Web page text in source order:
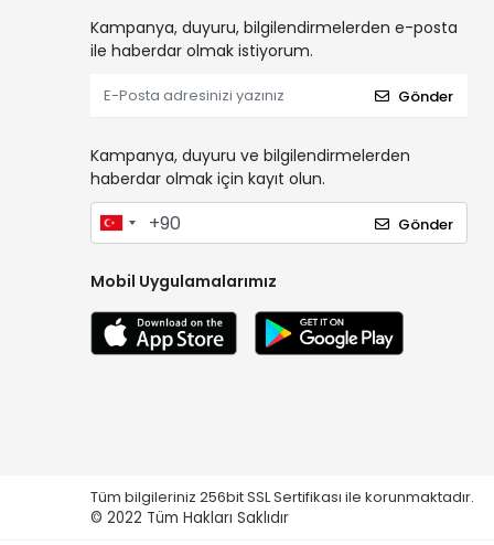
Kampanya, duyuru, bilgilendirmelerden e-posta
ile haberdar olmak istiyorum.
Gönder
Kampanya, duyuru ve bilgilendirmelerden
haberdar olmak için kayıt olun.
Gönder
Mobil Uygulamalarımız
Tüm bilgileriniz 256bit SSL Sertifikası ile korunmaktadır.
© 2022 Tüm Hakları Saklıdır